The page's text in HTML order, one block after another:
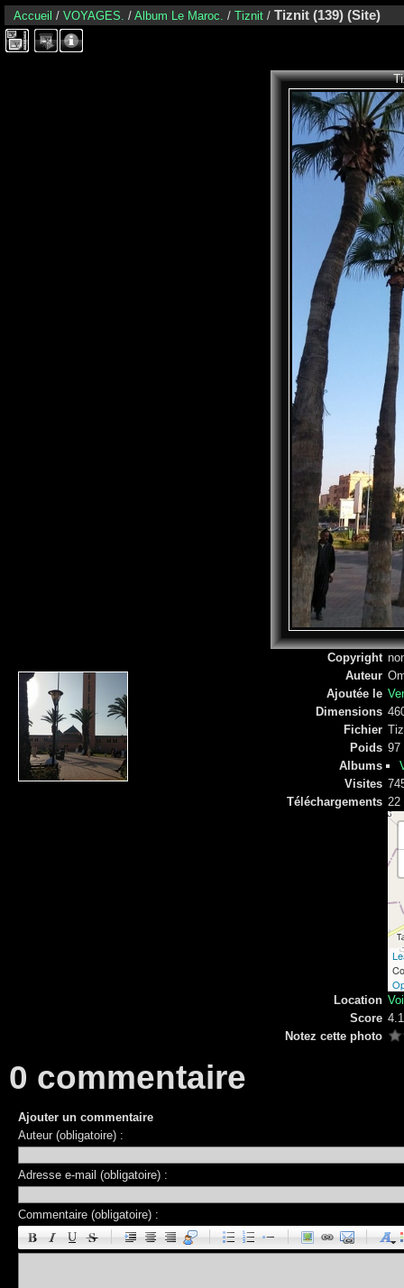
Accueil / VOYAGES. / Album Le Maroc. / Tiznit / Tiznit (139) (Site)
Copyright
Auteur
Ajoutée le
Dimensions
Fichier
Poids 97
Albums
Visites
Téléchargements 22
Location
Score
Notez cette photo
0 commentaire
Ajouter un commentaire
Auteur (obligatoire) :
Adresse e-mail (obligatoire) :
Commentaire (obligatoire) :